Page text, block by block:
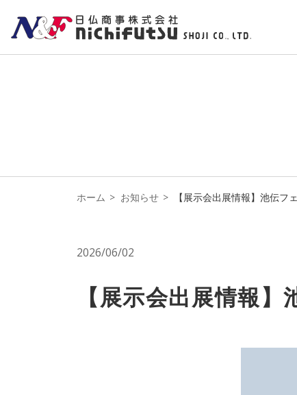
ホーム お知らせ 【展示会出展情報】池伝フ
2026/06/02
【展示会出展情報